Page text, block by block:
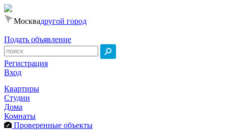
Москвадругой город
Подать объявление
Регистрация
Вход
Квартиры
Студии
Дома
Комнаты
Проверенные объекты